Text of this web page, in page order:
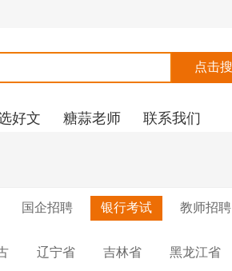
好文 糖蒜老师 联系我们
国企招聘 银行考试 教师招聘
辽宁省 吉林省 黑龙江省